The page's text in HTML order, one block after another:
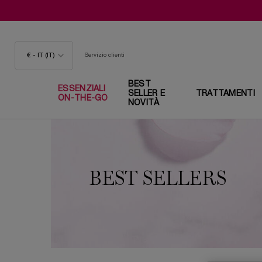
€ - IT (IT) Servizio clienti
ESSENZIALI
ON-THE-GO
BEST
SELLER E
NOVITÀ
TRATTAMENTI
BEST SELLERS